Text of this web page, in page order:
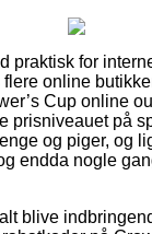
praktisk for
online
Cup online
prisniveauet på
og piger, og
endda nogle
blive